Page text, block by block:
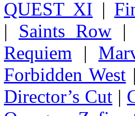
QUEST XI |
| Saints Row
Requiem |
Forbidden West |
Director’s Cut |